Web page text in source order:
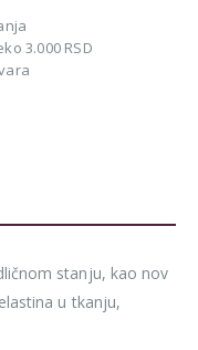
3.000 RSD
stanju, kao nov
u tkanju,